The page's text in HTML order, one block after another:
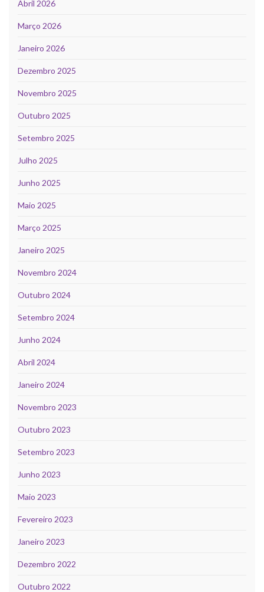
Abril 2026
Março 2026
Janeiro 2026
Dezembro 2025
Novembro 2025
Outubro 2025
Setembro 2025
Julho 2025
Junho 2025
Maio 2025
Março 2025
Janeiro 2025
Novembro 2024
Outubro 2024
Setembro 2024
Junho 2024
Abril 2024
Janeiro 2024
Novembro 2023
Outubro 2023
Setembro 2023
Junho 2023
Maio 2023
Fevereiro 2023
Janeiro 2023
Dezembro 2022
Outubro 2022